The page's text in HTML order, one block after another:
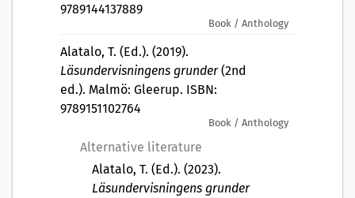
9789144137889
Book / Anthology
Alatalo, T. (Ed.). (2019).
Läsundervisningens grunder(2nd
ed.). Malmö: Gleerup. ISBN:
9789151102764
Book / Anthology
Alternative literature
Alatalo, T. (Ed.). (2023).
Läsundervisningens grunder